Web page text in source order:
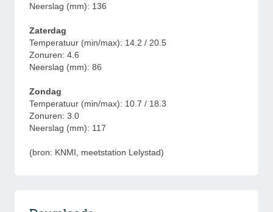
Neerslag (mm): 136
Zaterdag
Temperatuur (min/max): 14.2 / 20.5
Zonuren: 4.6
Neerslag (mm): 86
Zondag
Temperatuur (min/max): 10.7 / 18.3
Zonuren: 3.0
Neerslag (mm): 117
(bron: KNMI, meetstation Lelystad)